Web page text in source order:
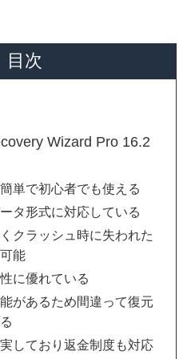
目次
Wizard Pro 16.2
単で初心者でも使える
タ形式に対応している
クラッシュ時に失われた
能
に優れている
があるため間違って復元
しており返金制度も対応